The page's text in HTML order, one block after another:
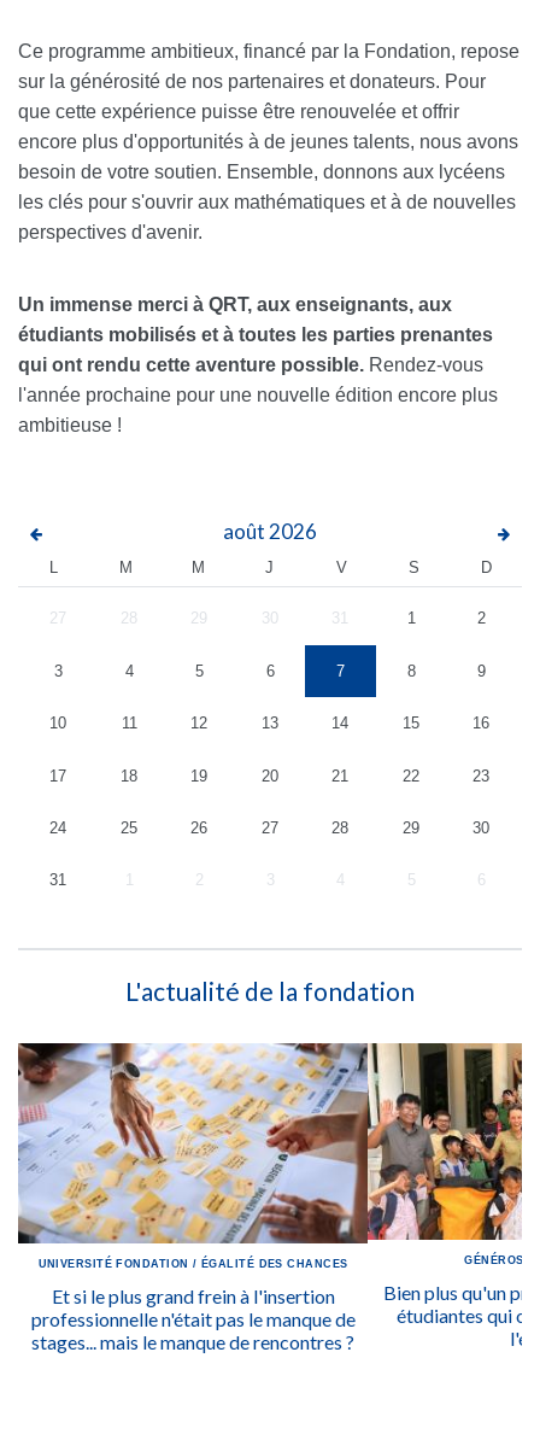
Ce programme ambitieux, financé par la Fondation, repose
sur la générosité de nos partenaires et donateurs. Pour
que cette expérience puisse être renouvelée et offrir
encore plus d'opportunités à de jeunes talents, nous avons
besoin de votre soutien. Ensemble, donnons aux lycéens
les clés pour s'ouvrir aux mathématiques et à de nouvelles
perspectives d'avenir.
Un immense merci à QRT, aux enseignants, aux
étudiants mobilisés et à toutes les parties prenantes
qui ont rendu cette aventure possible. Rendez-vous
l'année prochaine pour une nouvelle édition encore plus
ambitieuse !
août 2026
L M M J V S D
27 28 29 30 31 1 2
3 4 5 6 7 8 9
10 11 12 13 14 15 16
17 18 19 20 21 22 23
24 25 26 27 28 29 30
31 1 2 3 4 5 6
L'actualité de la fondation
UNIVERSITÉ FONDATION / ÉGALITÉ DES CHANCES
Et si le plus grand frein à l'insertion
professionnelle n'était pas le manque de
stages... mais le manque de rencontres ?
Bien plus qu'un
étudiantes qui